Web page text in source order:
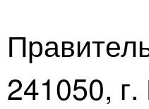
241050,